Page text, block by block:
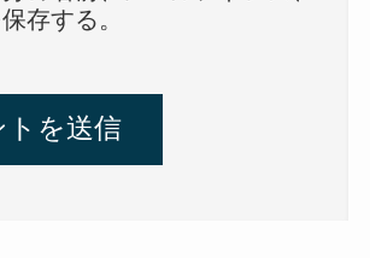
存する。